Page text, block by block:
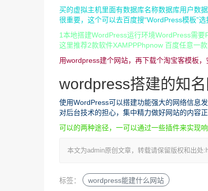
买的虚拟主机里面有数据库名称数据库用户数
很重要，这个可以去百度搜“WordPress模板”选
1本地搭建WordPress运行环境WordPress需
这里推荐2款软件XAMPPPhpnow 百度任意一
用wordpress建个网站，再下载个淘宝客模板
wordpress搭建的知
使用WordPress可以搭建功能强大的网络信息
对后台技术的担心，集中精力做好网站的内容
可以的两种途径，一可以通过一些插件来实现
本文为admin原创文章，转载请保留版权和出处
标签： wordpress能建什么网站